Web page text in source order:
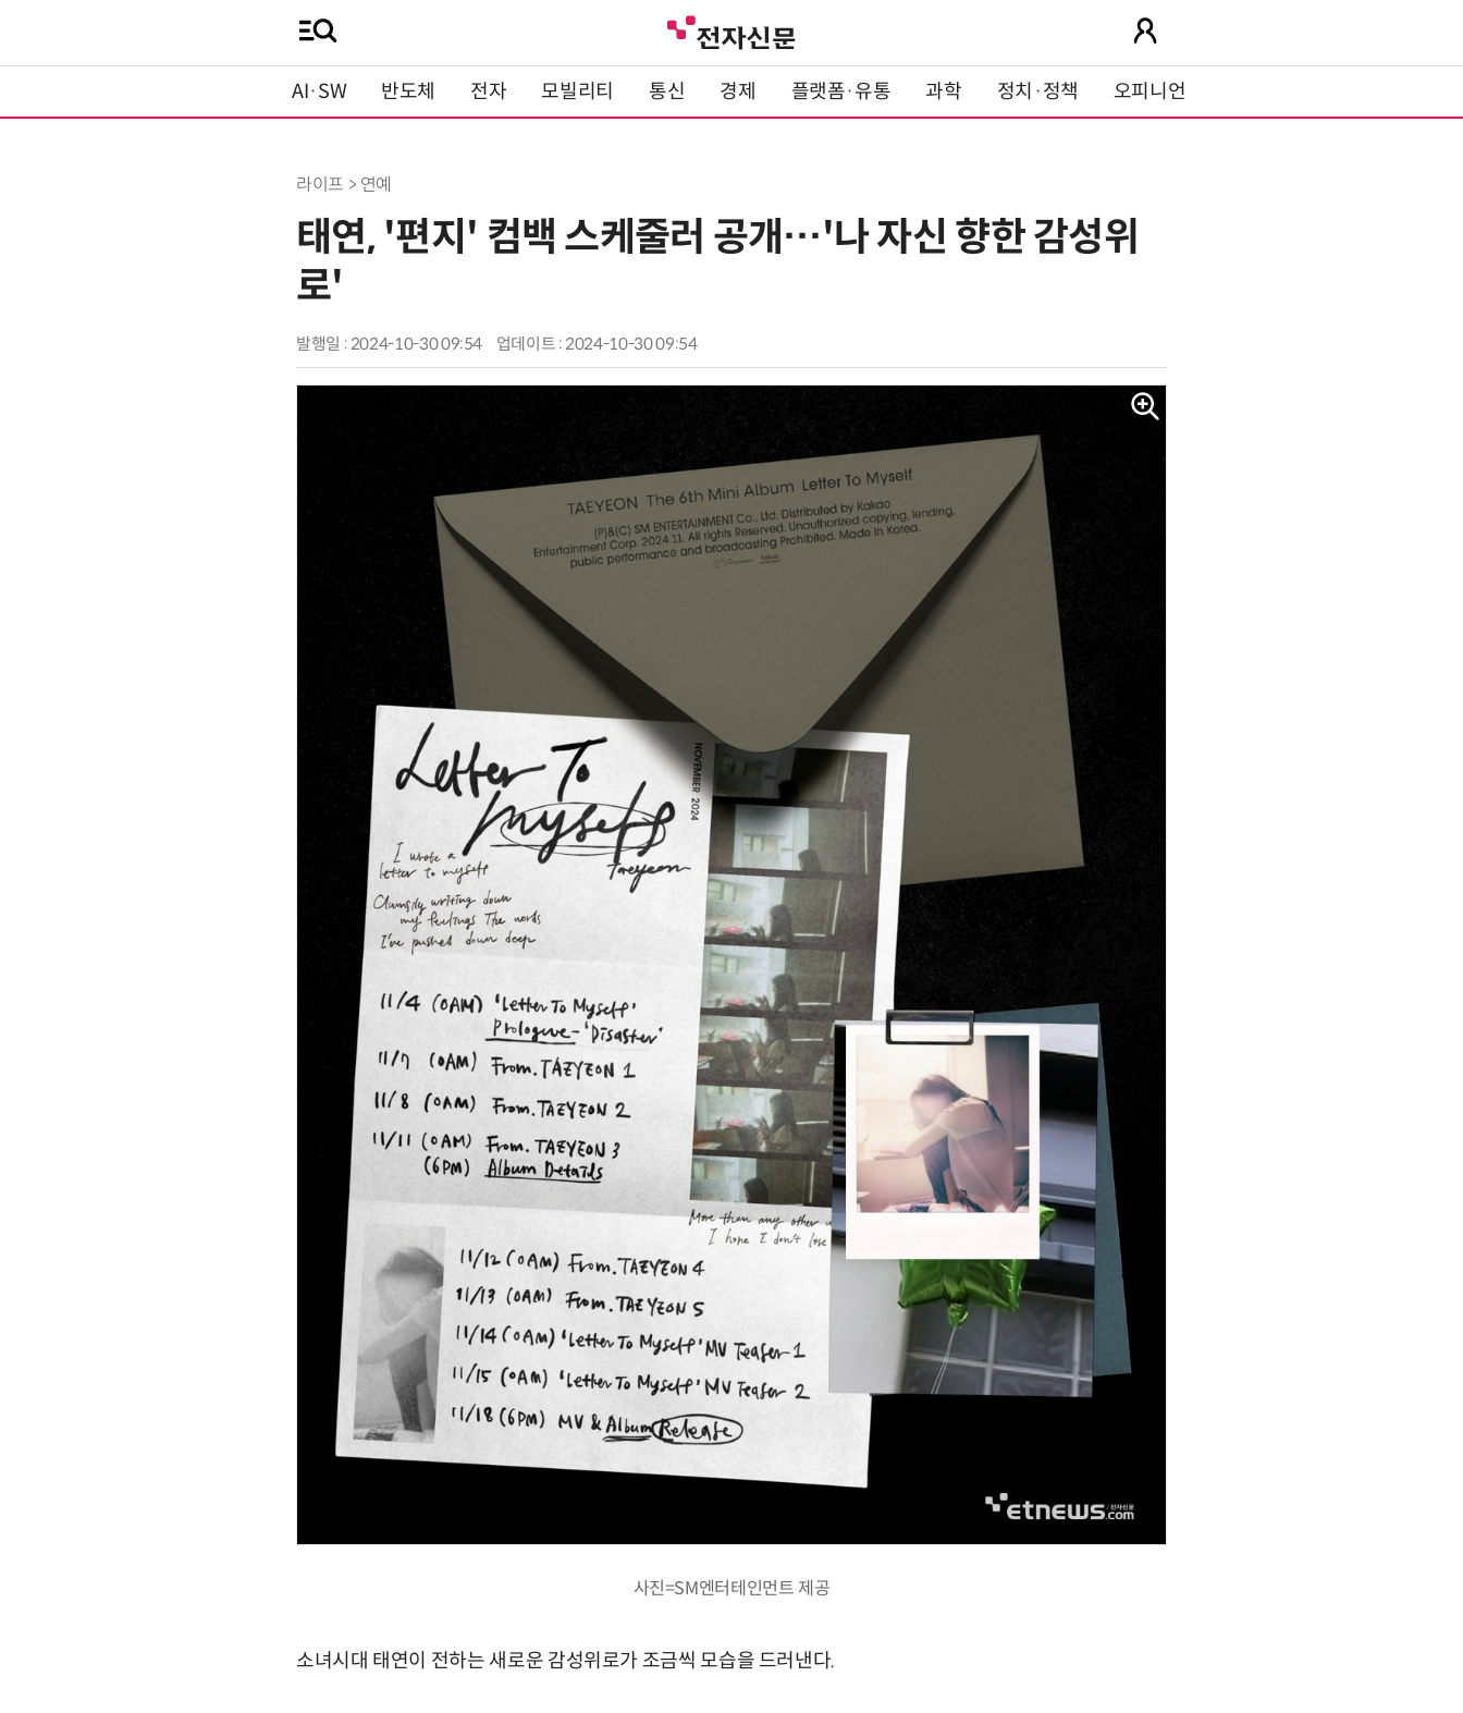
AI·SW 반도체 전자 모빌리티 통신 경제 플랫폼·유통 과학 정치·정책 오피니언
라이프 > 연예
태연, '편지' 컴백 스케줄러 공개…'나 자신 향한 감성위
로'
발행일 : 2024-10-30 09:54 업데이트 : 2024-10-30 09:54
사진=SM엔터테인먼트 제공
소녀시대 태연이 전하는 새로운 감성위로가 조금씩 모습을 드러낸다.